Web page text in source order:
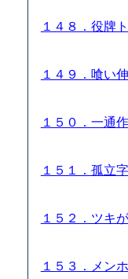
１４８．役牌
１４９．喰い
１５０．一通
１５１．孤立
１５２．ツキ
１５３．メン